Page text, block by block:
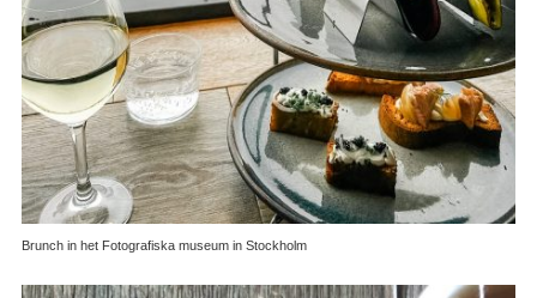
Brunch in het Fotografiska museum in Stockholm